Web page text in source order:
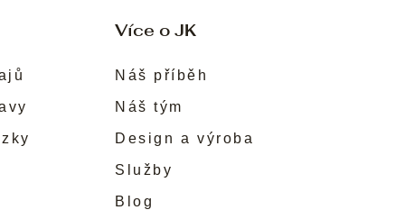
Více o JK
Náš příběh
Náš tým
Design a výroba
Služby
Blog